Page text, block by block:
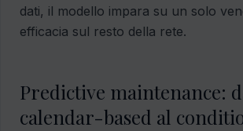
dati, il modello impara su un solo
efficacia sul resto della rete.
Predictive maintenance:
calendar-based al